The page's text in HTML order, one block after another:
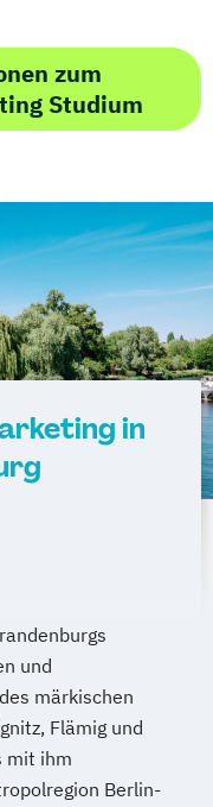
zum
Studium
in
und
märkischen
Flämig und
mit ihm
Berlin-